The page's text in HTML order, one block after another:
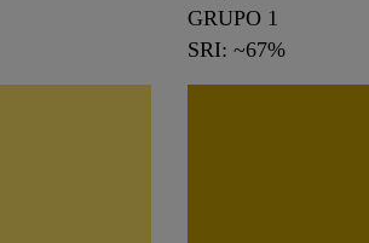
GRUPO 1
SRI: ~67%